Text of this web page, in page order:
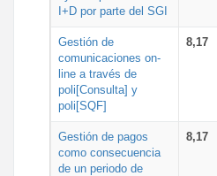
I+D por parte del SGI
Gestión de
comunicaciones on-
line a través de
poli[Consulta] y
poli[SQF]
8,17
Gestión de pagos
como consecuencia
de un periodo de
8,17